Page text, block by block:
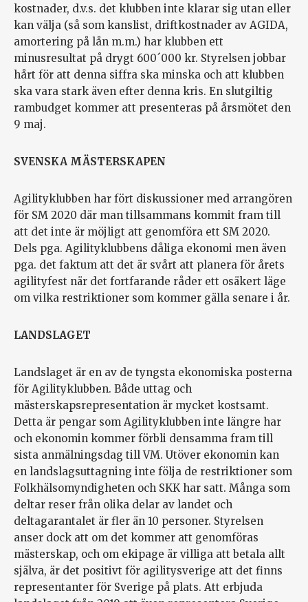
kostnader, d.v.s. det klubben inte klarar sig utan eller
kan välja (så som kanslist, driftkostnader av AGIDA,
amortering på lån m.m.) har klubben ett
minusresultat på drygt 600´000 kr. Styrelsen jobbar
hårt för att denna siffra ska minska och att klubben
ska vara stark även efter denna kris. En slutgiltig
rambudget kommer att presenteras på årsmötet den
9 maj.
SVENSKA MÄSTERSKAPEN
Agilityklubben har fört diskussioner med arrangören
för SM 2020 där man tillsammans kommit fram till
att det inte är möjligt att genomföra ett SM 2020.
Dels pga. Agilityklubbens dåliga ekonomi men även
pga. det faktum att det är svårt att planera för årets
agilityfest när det fortfarande råder ett osäkert läge
om vilka restriktioner som kommer gälla senare i år.
LANDSLAGET
Landslaget är en av de tyngsta ekonomiska posterna
för Agilityklubben. Både uttag och
mästerskapsrepresentation är mycket kostsamt.
Detta är pengar som Agilityklubben inte längre har
och ekonomin kommer förbli densamma fram till
sista anmälningsdag till VM. Utöver ekonomin kan
en landslagsuttagning inte följa de restriktioner som
Folkhälsomyndigheten och SKK har satt. Många som
deltar reser från olika delar av landet och
deltagarantalet är fler än 10 personer. Styrelsen
anser dock att om det kommer att genomföras
mästerskap, och om ekipage är villiga att betala allt
själva, är det positivt för agilitysverige att det finns
representanter för Sverige på plats. Att erbjuda